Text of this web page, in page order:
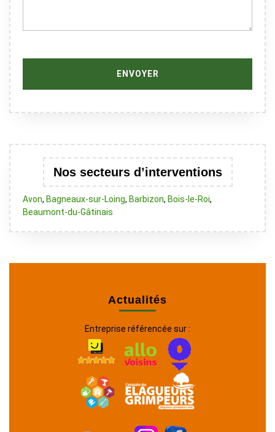
Nos secteurs d’interventions
Avon, Bagneaux-sur-Loing, Barbizon, Bois-le-Roi,
Beaumont-du-Gâtinais
Actualités
Entreprise référencée sur :